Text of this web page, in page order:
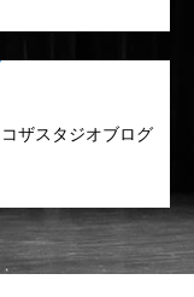
コザスタジオブログ